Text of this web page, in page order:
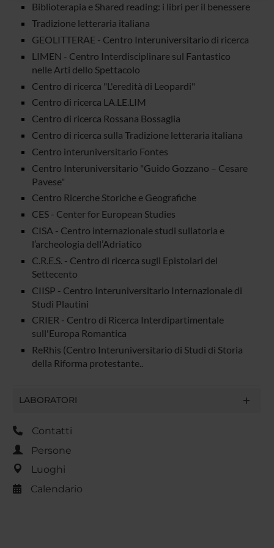
raccolto dal tuo utilizzo dei loro servizi.
Biblioterapia e Shared reading: i libri per il benessere
Tradizione letteraria italiana
GEOLITTERAE - Centro Interuniversitario di ricerca
LIMEN - Centro Interdisciplinare sul Fantastico
nelle Arti dello Spettacolo
Centro di ricerca "L'eredità di Leopardi"
Centro di ricerca LA.LE.LIM
Centro di ricerca Rossana Bossaglia
Centro di ricerca sulla Tradizione letteraria italiana
Centro interuniversitario Fontes
Centro Interuniversitario "Guido Gozzano – Cesare
Pavese"
Centro Ricerche Storiche e Geografiche
CES - Center for European Studies
CISA - Centro internazionale studi sullatoria e
l’archeologia dell’Adriatico
C.R.E.S. - Centro di ricerca sugli Epistolari del
Settecento
CIISP - Centro Interuniversitario Internazionale di
Studi Plautini
CRIER - Centro di Ricerca Interdipartimentale
sull'Europa Romantica
ReRhis (Centro Interuniversitario di Studi di Storia
della Riforma protestante..
LABORATORI
Contatti
Persone
Luoghi
Calendario